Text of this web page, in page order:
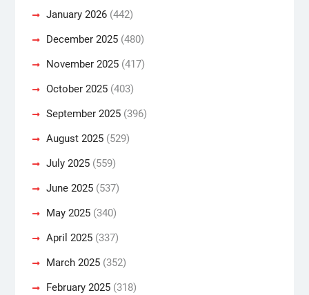
January 2026(442)
December 2025(480)
November 2025(417)
October 2025(403)
September 2025(396)
August 2025(529)
July 2025(559)
June 2025(537)
May 2025(340)
April 2025(337)
March 2025(352)
February 2025(318)